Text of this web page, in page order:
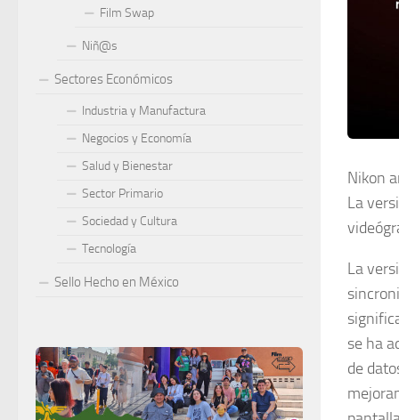
Nikon
La
La
se ha
de
Film Swap
Niñ@s
Sectores Económicos
Industria y Manufactura
Negocios y Economía
Salud y Bienestar
Sector Primario
Sociedad y Cultura
Tecnología
Sello Hecho en México